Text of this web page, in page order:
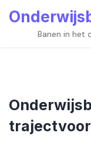
Banen in het